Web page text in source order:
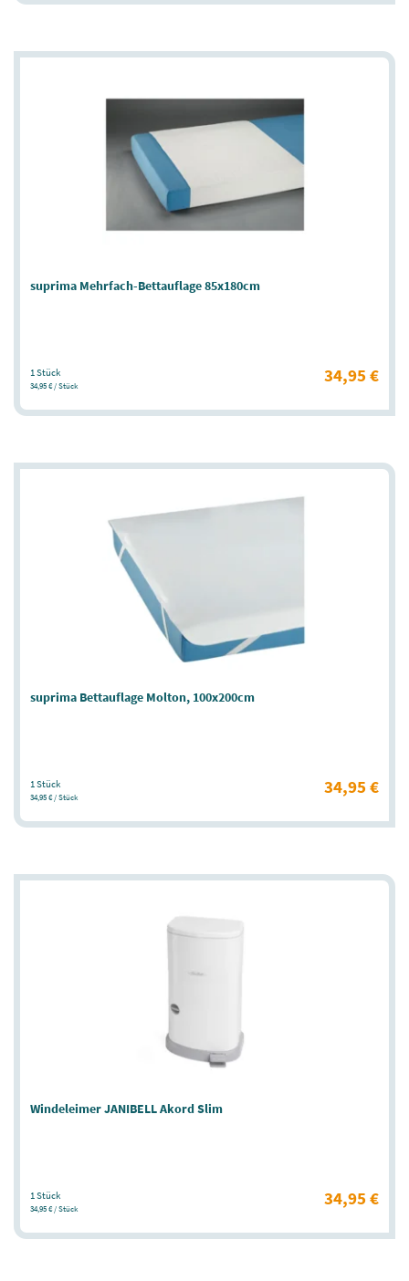
suprima Mehrfach-Bettauflage 85x180cm
1 Stück
34,95 € / Stück 34,95 €
suprima Bettauflage Molton, 100x200cm
1 Stück
34,95 € / Stück 34,95 €
Windeleimer JANIBELL Akord Slim
1 Stück
34,95 € / Stück 34,95 €